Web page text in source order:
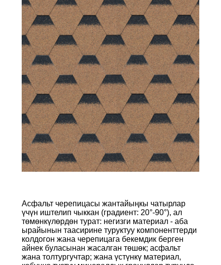
Асфальт черепицасы жантайыңкы чатырлар
үчүн иштелип чыккан (градиент: 20°-90°), ал
төмөнкүлөрдөн турат: негизги материал - аба
ырайынын таасирине туруктуу компоненттерди
колдогон жана черепицага бекемдик берген
айнек буласынан жасалган төшөк; асфальт
жана толтургучтар; жана үстүнкү материал,